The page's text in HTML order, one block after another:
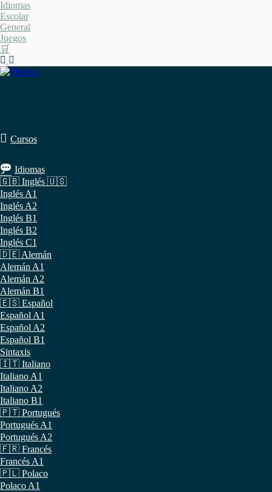
Saltar
al
contenido
Idiomas
Escolar
General
Juegos
🛒
Cursos
Idiomas
🇬🇧 Inglés 🇺🇸
Inglés A1
Inglés A2
Inglés B1
Inglés B2
Inglés C1
🇩🇪 Alemán
Alemán A1
Alemán A2
Alemán B1
🇪🇸 Español
Español A1
Español A2
Español B1
Sintaxis
🇮🇹 Italiano
Italiano A1
Italiano A2
Italiano B1
🇵🇹 Portugués
Portugués A1
Portugués A2
🇫🇷 Francés
Francés A1
🇵🇱 Polaco
Polaco A1